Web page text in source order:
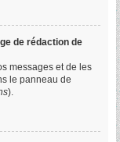
de rédaction de
messages et de les
le panneau de
).